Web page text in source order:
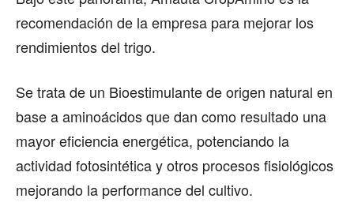
recomendación de la empresa para mejorar los
rendimientos del trigo.
Se trata de un Bioestimulante de origen natural en
base a aminoácidos que dan como resultado una
mayor eficiencia energética, potenciando la
actividad fotosintética y otros procesos fisiológicos
mejorando la performance del cultivo.